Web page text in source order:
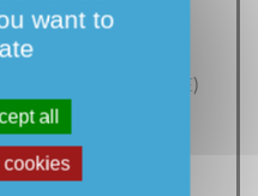
Climat-Énergie
wallon ( PACE)
flamand
nationale
want to
all
cookies